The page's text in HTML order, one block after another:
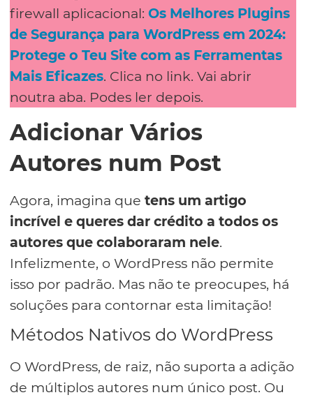
firewall aplicacional: Os Melhores Plugins
de Segurança para WordPress em 2024:
Protege o Teu Site com as Ferramentas
Mais Eficazes. Clica no link. Vai abrir
noutra aba. Podes ler depois.
Adicionar Vários
Autores num Post
Agora, imagina que tens um artigo
incrível e queres dar crédito a todos os
autores que colaboraram nele.
Infelizmente, o WordPress não permite
isso por padrão. Mas não te preocupes, há
soluções para contornar esta limitação!
Métodos Nativos do WordPress
O WordPress, de raiz, não suporta a adição
de múltiplos autores num único post. Ou